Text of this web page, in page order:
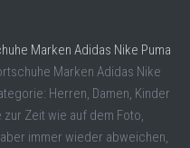
Marken Adidas Nike Puma
Marken Adidas Nike
Herren, Damen, Kinder
zur Zeit wie auf dem Foto,
immer wieder abweichen,